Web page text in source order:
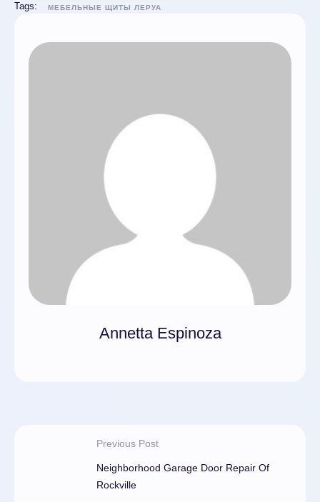
Tags: МЕБЕЛЬНЫЕ ЩИТЫ ЛЕРУА
Annetta Espinoza
Previous Post
Neighborhood Garage Door Repair Of
Rockville